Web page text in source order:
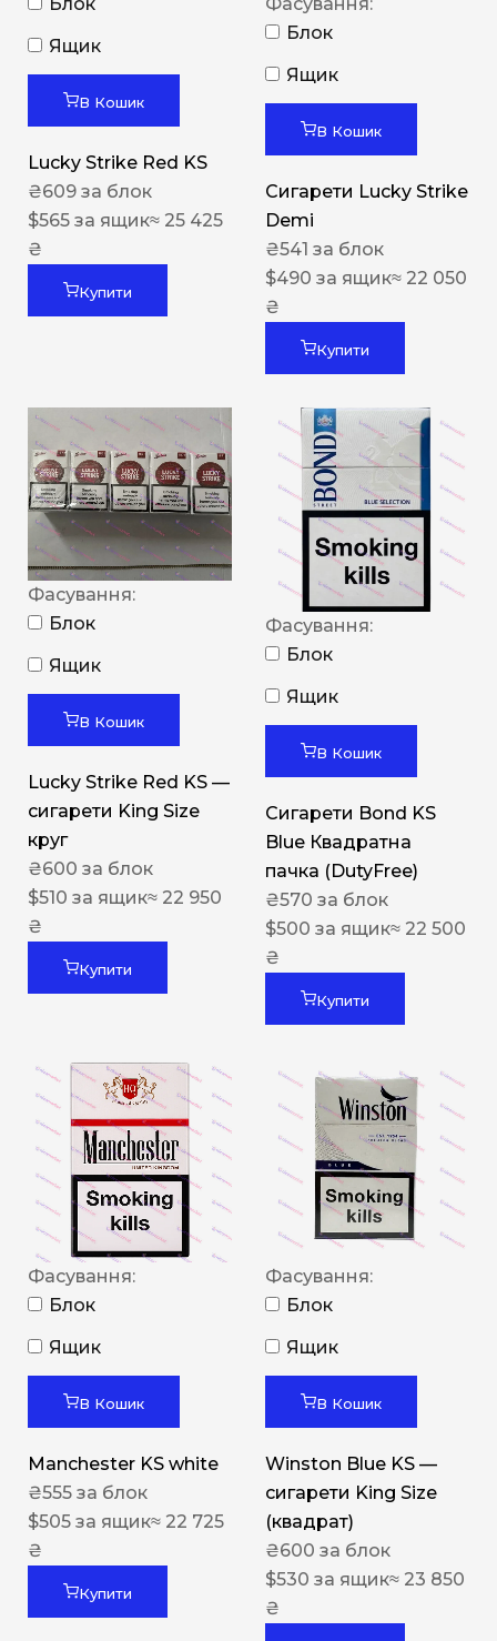
Ящик
В Кошик
Lucky Strike Red KS
₴609 за блок
$565 за ящик≈ 25 425
₴
Купити
Блок
Ящик
В Кошик
Сигарети Lucky Strike
Demi
₴541 за блок
$490 за ящик≈ 22 050
₴
Купити
Фасування:
Блок
Ящик
В Кошик
Lucky Strike Red KS —
сигарети King Size
круг
₴600 за блок
$510 за ящик≈ 22 950
₴
Купити
Фасування:
Блок
Ящик
В Кошик
Сигарети Bond KS
Blue Квадратна
пачка (DutyFree)
₴570 за блок
$500 за ящик≈ 22 500
₴
Купити
Фасування:
Блок
Ящик
В Кошик
Manchester KS white
₴555 за блок
$505 за ящик≈ 22 725
₴
Купити
Фасування:
Блок
Ящик
В Кошик
Winston Blue KS —
сигарети King Size
(квадрат)
₴600 за блок
$530 за ящик≈ 23 850
₴